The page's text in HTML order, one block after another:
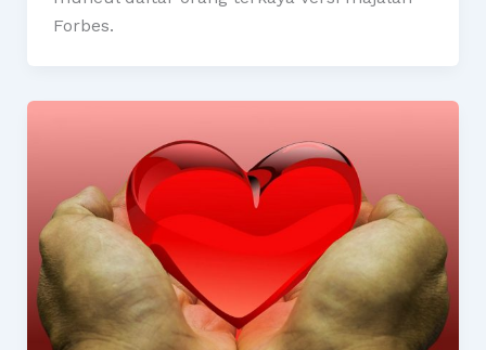
Forbes.